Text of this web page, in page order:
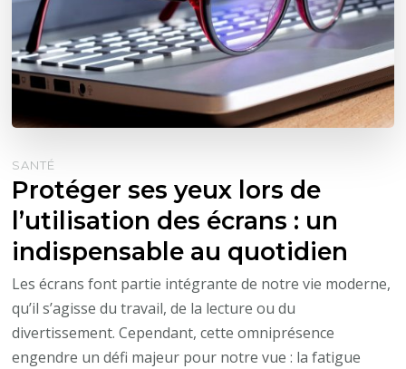
SANTÉ
Protéger ses yeux lors de
l’utilisation des écrans : un
indispensable au quotidien
Les écrans font partie intégrante de notre vie moderne,
qu’il s’agisse du travail, de la lecture ou du
divertissement. Cependant, cette omniprésence
engendre un défi majeur pour notre vue : la fatigue